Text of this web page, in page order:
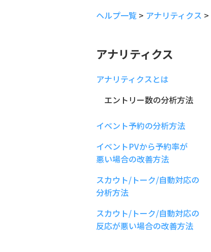
ヘルプ一覧 > アナリティクス >
アナリティクス
アナリティクスとは
エントリー数の分析方法
イベント予約の分析方法
イベントPVから予約率が
悪い場合の改善方法
スカウト/トーク/自動対応の
分析方法
スカウト/トーク/自動対応の
反応が悪い場合の改善方法